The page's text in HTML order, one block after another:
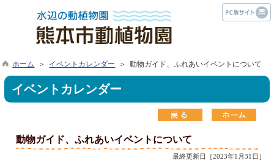
ホーム ＞ イベントカレンダー ＞ 動物ガイド、ふれあいイベントについて
イベントカレンダー
動物ガイド、ふれあいイベントについて
最終更新日［2023年1月31日］